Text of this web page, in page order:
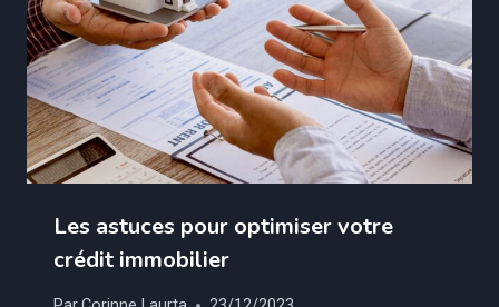
Les astuces pour optimiser votre
crédit immobilier